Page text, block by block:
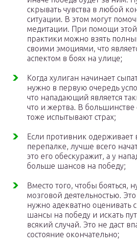
скрывать чувства в любой
ситуации. В этом могут
медитации. При помощи
практики можно взять
своими эмоциями, что
аспектом в боях на улице;
Когда хулиган начинает
нужно в первую очередь
что нападающий является
что и жертва. В большинстве
тоже испытывают страх;
Если противник одерживает
перепалке, лучше всего
это его обескуражит, а у
больше шансов на победу;
Вместо того, чтобы бояться,
мозговой деятельностью. Это
нужно адекватно оценивать
шансы на победу и искать
всякий случай. Это не даст
состояние окончательно;